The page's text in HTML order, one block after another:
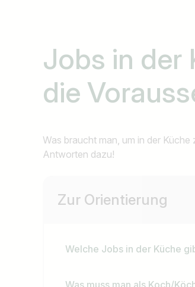
Jobs in der
die
Was braucht man, um in der
Antworten dazu!
Zur Orientierung
Welche Jobs in der Küche